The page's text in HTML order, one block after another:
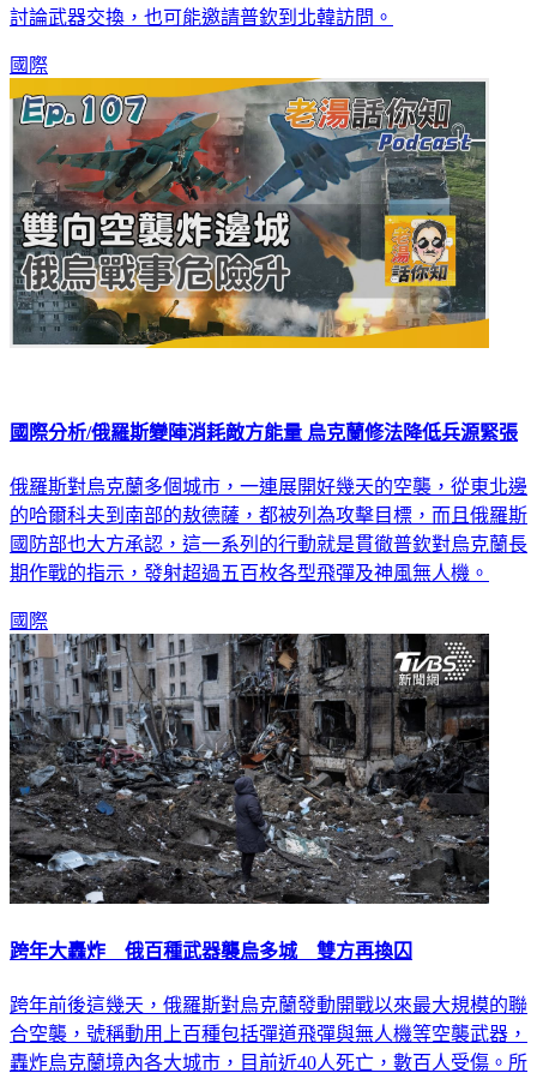
討論武器交換，也可能邀請普欽到北韓訪問。
國際
國際分析/俄羅斯變陣消耗敵方能量 烏克蘭修法降低兵源緊張
俄羅斯對烏克蘭多個城市，一連展開好幾天的空襲，從東北邊
的哈爾科夫到南部的敖德薩，都被列為攻擊目標，而且俄羅斯
國防部也大方承認，這一系列的行動就是貫徹普欽對烏克蘭長
期作戰的指示，發射超過五百枚各型飛彈及神風無人機。
國際
跨年大轟炸 俄百種武器襲烏多城 雙方再換囚
跨年前後這幾天，俄羅斯對烏克蘭發動開戰以來最大規模的聯
合空襲，號稱動用上百種包括彈道飛彈與無人機等空襲武器，
轟炸烏克蘭境內各大城市，目前近40人死亡，數百人受傷。所